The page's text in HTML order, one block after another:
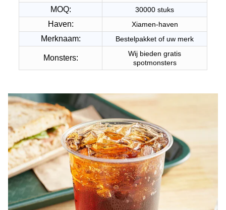
MOQ: 30000 stuks
Haven: Xiamen-haven
Merknaam: Bestelpakket of uw merk
Monsters:
Wij bieden gratis
spotmonsters